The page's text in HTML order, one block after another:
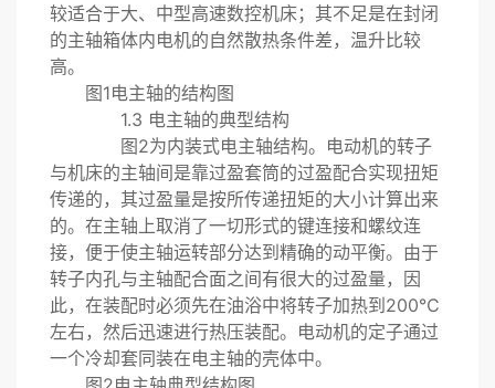
较适合于大、中型高速数控机床；其不足是在封闭
的主轴箱体内电机的自然散热条件差，温升比较
高。
图1电主轴的结构图
1.3 电主轴的典型结构
图2为内装式电主轴结构。电动机的转子
与机床的主轴间是靠过盈套筒的过盈配合实现扭矩
传递的，其过盈量是按所传递扭矩的大小计算出来
的。在主轴上取消了一切形式的键连接和螺纹连
接，便于使主轴运转部分达到精确的动平衡。由于
转子内孔与主轴配合面之间有很大的过盈量，因
此，在装配时必须先在油浴中将转子加热到200℃
左右，然后迅速进行热压装配。电动机的定子通过
一个冷却套同装在电主轴的壳体中。